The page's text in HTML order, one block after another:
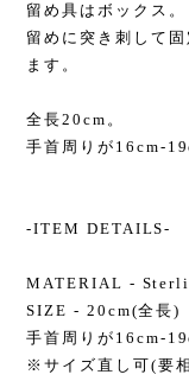
留め具はボックス。
留めに突き刺して
ます。
全長20cm。
手首周りが16cm-
-ITEM DETAILS-
MATERIAL -
SIZE - 20cm(全長)
手首周りが16cm-
※サイズ直し可(要